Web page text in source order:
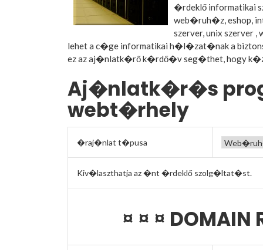
�rdeklő informatikai
web�ruh�z, eshop,
szerver, unix
lehet a c�ge informatikai h�l�zat�nak a
ez az aj�nlatk�rő k�rdő�v seg�thet, hogy
Aj�nlatk�r�s
webt�rhely
�raj�nlat t�pusa
Kiv�laszthatja az �nt �rdeklő szolg�ltat�st.
¤ ¤ ¤ DOMAIN